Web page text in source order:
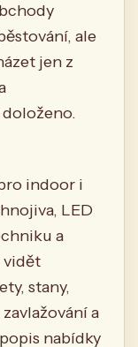
ale
jen z
indoor i
LED
a
vidět
stany,
a
nabídky